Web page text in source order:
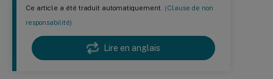
Ce article a été traduit automatiquement. (Clause de non
responsabilité)
Lire en anglais